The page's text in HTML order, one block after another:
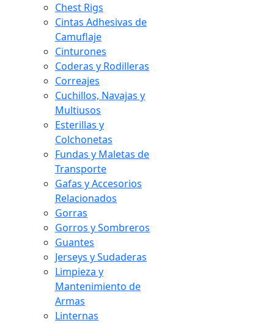
Chest Rigs
Cintas Adhesivas de
Camuflaje
Cinturones
Coderas y Rodilleras
Correajes
Cuchillos, Navajas y
Multiusos
Esterillas y
Colchonetas
Fundas y Maletas de
Transporte
Gafas y Accesorios
Relacionados
Gorras
Gorros y Sombreros
Guantes
Jerseys y Sudaderas
Limpieza y
Mantenimiento de
Armas
Linternas